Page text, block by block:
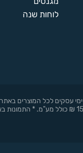
לוחות שנה
* זמן הכנה - עד 7 ימי עסקים